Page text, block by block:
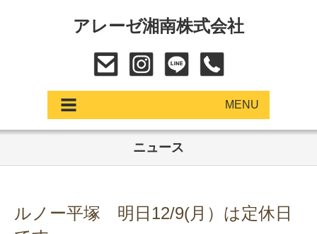
アレーゼ湘南株式会社
MENU
中古車
ニュース
ルノー平塚 明日12/9(月）は定休日